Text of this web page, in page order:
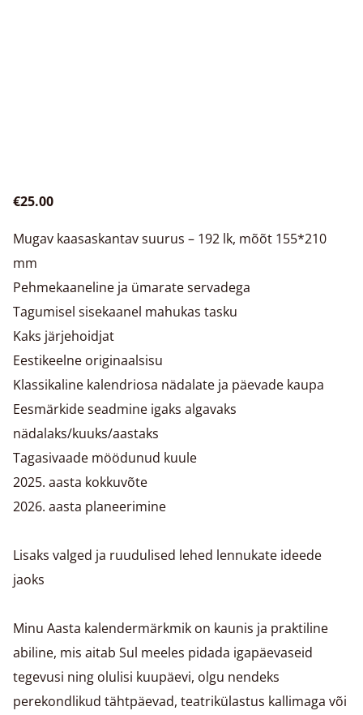
€25.00
Mugav kaasaskantav suurus – 192 lk, mõõt 155*210
mm
Pehmekaaneline ja ümarate servadega
Tagumisel sisekaanel mahukas tasku
Kaks järjehoidjat
Eestikeelne originaalsisu
Klassikaline kalendriosa nädalate ja päevade kaupa
Eesmärkide seadmine igaks algavaks
nädalaks/kuuks/aastaks
Tagasivaade möödunud kuule
2025. aasta kokkuvõte
2026. aasta planeerimine
Lisaks valged ja ruudulised lehed lennukate ideede
jaoks
Minu Aasta kalendermärkmik on kaunis ja praktiline
abiline, mis aitab Sul meeles pidada igapäevaseid
tegevusi ning olulisi kuupäevi, olgu nendeks
perekondlikud tähtpäevad, teatrikülastus kallimaga või